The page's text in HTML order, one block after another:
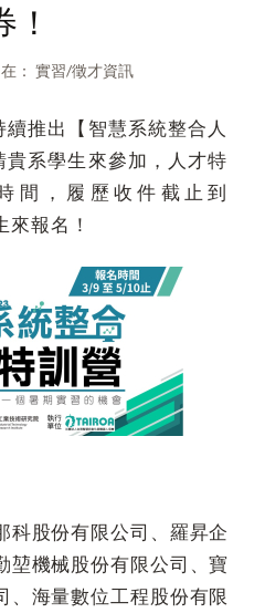
！
在： 實習/徵才資訊
推出【智慧系統整合人
系學生來參加，人才特
間，履歷收件截止到
報名！
科股份有限公司、羅昇企
堃機械股份有限公司、寶
、海量數位工程股份有限